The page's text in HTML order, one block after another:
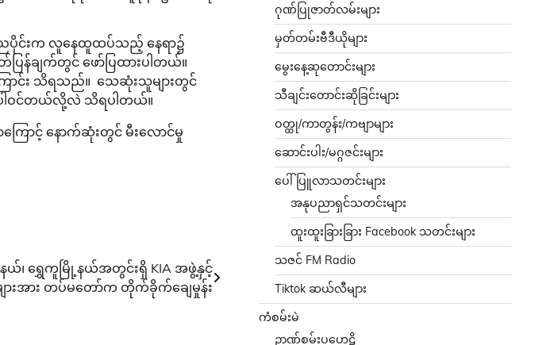
ပိုင်းက လူနေထူထပ်သည့် နေရာ၌
ပြန်ချက်တွင် ဖော်ပြထားပါတယ်။
ြောင်း သိရသည်။ သေဆုံးသူများတွင်
ါဝင်တယ်လို့လဲ သိရပါတယ်။
ြောင့် နောက်ဆုံးတွင် မီးလောင်မှု
ယ်၊ ရွှေကူမြို့နယ်အတွင်းရှိ KIA အဖွဲ့နှင့်
ျားအား တပ်မတော်က တိုက်ခိုက်ချေမှုန်း
ဂုဏ်ပြုဇာတ်လမ်းများ
မှတ်တမ်းဗီဒီယိုများ
မွေးနေ့ဆုတောင်းများ
သီချင်းတောင်းဆိုခြင်းများ
ဝတ္ထု/ကာတွန်း/ကဗျာများ
ဆောင်းပါး/မဂ္ဂဇင်းများ
ပေါ်ပြူလာသတင်းများ
အနုပညာရှင်သတင်းများ
ထူးထူးခြားခြား Facebook သတင်းများ
သဇင် FM Radio
Tiktok ဆယ်လီများ
ကံစမ်းမဲ
ဉာဏ်စမ်းပဟေဠိ